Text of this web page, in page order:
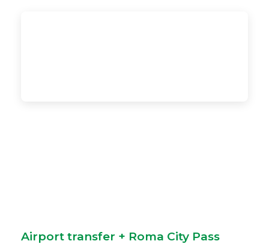
Airport transfer + Roma City Pass